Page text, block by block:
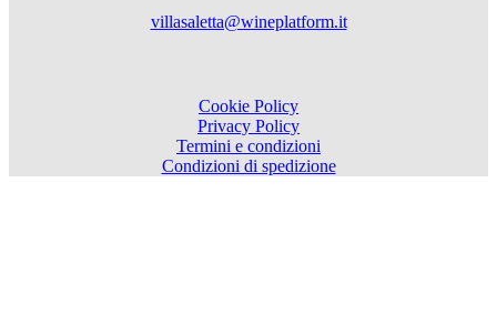
villasaletta@wineplatform.it
Cookie Policy
Privacy Policy
Termini e condizioni
Condizioni di spedizione